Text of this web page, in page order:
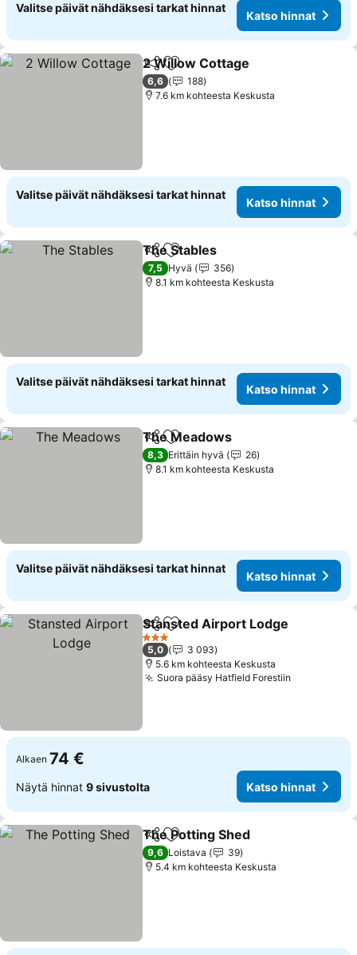
Valitse päivät nähdäksesi tarkat hinnat
Katso hinnat
Jaa Lisää suosikkeihin
2 Willow Cottage
6,6
188
7.6 km kohteesta Keskusta
Valitse päivät nähdäksesi tarkat hinnat
Katso hinnat
Jaa Lisää suosikkeihin
The Stables
7,5 Hyvä
356
8.1 km kohteesta Keskusta
Valitse päivät nähdäksesi tarkat hinnat
Katso hinnat
Jaa Lisää suosikkeihin
The Meadows
8,3 Erittäin hyvä
26
8.1 km kohteesta Keskusta
Valitse päivät nähdäksesi tarkat hinnat
Katso hinnat
Jaa Lisää suosikkeihin
Stansted Airport Lodge
3 Tähtiluokitus
5,0
3 093
5.6 km kohteesta Keskusta
Suora pääsy Hatfield Forestiin
Alkaen 74 €
Näytä hinnat 9 sivustolta Katso hinnat
Jaa Lisää suosikkeihin
The Potting Shed
9,6 Loistava
39
5.4 km kohteesta Keskusta